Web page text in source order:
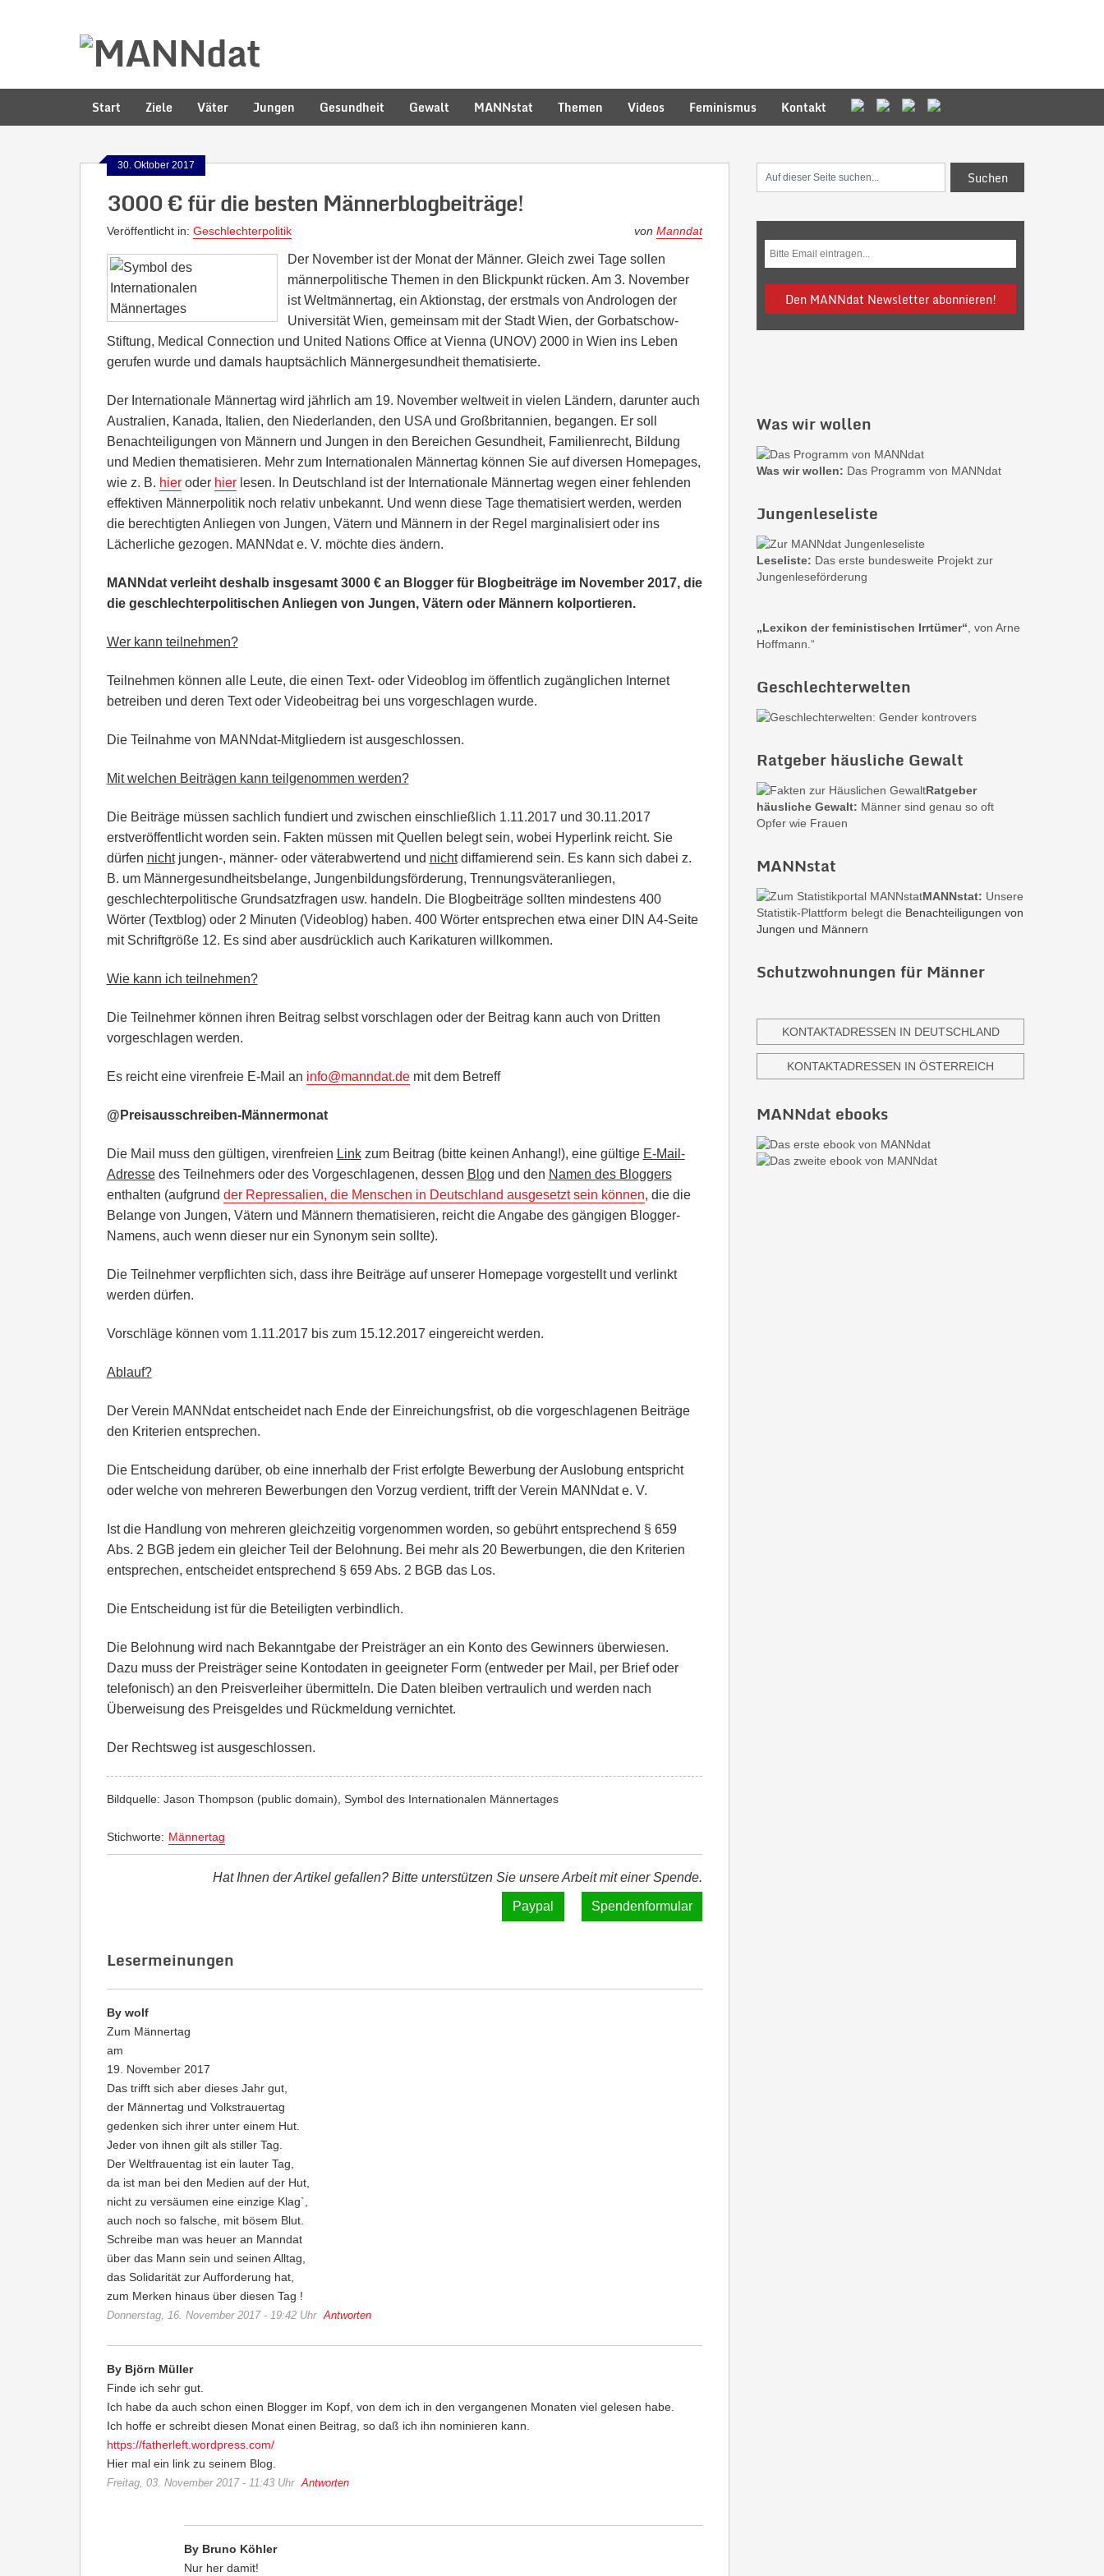
Start Ziele Väter Jungen Gesundheit Gewalt MANNstat Themen Videos Feminismus Kontakt
30. Oktober 2017
3000 € für die besten Männerblogbeiträge!
Veröffentlicht in: Geschlechterpolitik vonManndat
Der November ist der Monat der Männer. Gleich zwei Tage sollen
männerpolitische Themen in den Blickpunkt rücken. Am 3. November
ist Weltmännertag, ein Aktionstag, der erstmals von Andrologen der
Universität Wien, gemeinsam mit der Stadt Wien, der Gorbatschow-
Stiftung, Medical Connection und United Nations Office at Vienna (UNOV) 2000 in Wien ins Leben
gerufen wurde und damals hauptsächlich Männergesundheit thematisierte.
Der Internationale Männertag wird jährlich am 19. November weltweit in vielen Ländern, darunter auch
Australien, Kanada, Italien, den Niederlanden, den USA und Großbritannien, begangen. Er soll
Benachteiligungen von Männern und Jungen in den Bereichen Gesundheit, Familienrecht, Bildung
und Medien thematisieren. Mehr zum Internationalen Männertag können Sie auf diversen Homepages,
wie z. B. hieroder hierlesen. In Deutschland ist der Internationale Männertag wegen einer fehlenden
effektiven Männerpolitik noch relativ unbekannt. Und wenn diese Tage thematisiert werden, werden
die berechtigten Anliegen von Jungen, Vätern und Männern in der Regel marginalisiert oder ins
Lächerliche gezogen. MANNdat e. V. möchte dies ändern.
MANNdat verleiht deshalb insgesamt 3000 € an Blogger für Blogbeiträge im November 2017, die
die geschlechterpolitischen Anliegen von Jungen, Vätern oder Männern kolportieren.
Wer kann teilnehmen?
Teilnehmen können alle Leute, die einen Text- oder Videoblog im öffentlich zugänglichen Internet
betreiben und deren Text oder Videobeitrag bei uns vorgeschlagen wurde.
Die Teilnahme von MANNdat-Mitgliedern ist ausgeschlossen.
Mit welchen Beiträgen kann teilgenommen werden?
Die Beiträge müssen sachlich fundiert und zwischen einschließlich 1.11.2017 und 30.11.2017
erstveröffentlicht worden sein. Fakten müssen mit Quellen belegt sein, wobei Hyperlink reicht. Sie
dürfen nichtjungen-, männer- oder väterabwertend und nichtdiffamierend sein. Es kann sich dabei z.
B. um Männergesundheitsbelange, Jungenbildungsförderung, Trennungsväteranliegen,
geschlechterpolitische Grundsatzfragen usw. handeln. Die Blogbeiträge sollten mindestens 400
Wörter (Textblog) oder 2 Minuten (Videoblog) haben. 400 Wörter entsprechen etwa einer DIN A4-Seite
mit Schriftgröße 12. Es sind aber ausdrücklich auch Karikaturen willkommen.
Wie kann ich teilnehmen?
Die Teilnehmer können ihren Beitrag selbst vorschlagen oder der Beitrag kann auch von Dritten
vorgeschlagen werden.
Es reicht eine virenfreie E-Mail an info@manndat.demit dem Betreff
@Preisausschreiben-Männermonat
Die Mail muss den gültigen, virenfreien Linkzum Beitrag (bitte keinen Anhang!), eine gültige E-Mail-
Adressedes Teilnehmers oder des Vorgeschlagenen, dessen Blog und den Namen des Bloggers
enthalten (aufgrund der Repressalien, die Menschen in Deutschland ausgesetzt sein können, die die
Belange von Jungen, Vätern und Männern thematisieren, reicht die Angabe des gängigen Blogger-
Namens, auch wenn dieser nur ein Synonym sein sollte).
Die Teilnehmer verpflichten sich, dass ihre Beiträge auf unserer Homepage vorgestellt und verlinkt
werden dürfen.
Vorschläge können vom 1.11.2017 bis zum 15.12.2017 eingereicht werden.
Ablauf?
Der Verein MANNdat entscheidet nach Ende der Einreichungsfrist, ob die vorgeschlagenen Beiträge
den Kriterien entsprechen.
Die Entscheidung darüber, ob eine innerhalb der Frist erfolgte Bewerbung der Auslobung entspricht
oder welche von mehreren Bewerbungen den Vorzug verdient, trifft der Verein MANNdat e. V.
Ist die Handlung von mehreren gleichzeitig vorgenommen worden, so gebührt entsprechend § 659
Abs. 2 BGB jedem ein gleicher Teil der Belohnung. Bei mehr als 20 Bewerbungen, die den Kriterien
entsprechen, entscheidet entsprechend § 659 Abs. 2 BGB das Los.
Die Entscheidung ist für die Beteiligten verbindlich.
Die Belohnung wird nach Bekanntgabe der Preisträger an ein Konto des Gewinners überwiesen.
Dazu muss der Preisträger seine Kontodaten in geeigneter Form (entweder per Mail, per Brief oder
telefonisch) an den Preisverleiher übermitteln. Die Daten bleiben vertraulich und werden nach
Überweisung des Preisgeldes und Rückmeldung vernichtet.
Der Rechtsweg ist ausgeschlossen.
Bildquelle: Jason Thompson (public domain), Symbol des Internationalen Männertages
Stichworte: Männertag
Hat Ihnen der Artikel gefallen? Bitte unterstützen Sie unsere Arbeit mit einer Spende.
Spendenformular
Lesermeinungen
By wolf
Zum Männertag
am
19. November 2017
Das trifft sich aber dieses Jahr gut,
der Männertag und Volkstrauertag
gedenken sich ihrer unter einem Hut.
Jeder von ihnen gilt als stiller Tag.
Der Weltfrauentag ist ein lauter Tag,
da ist man bei den Medien auf der Hut,
nicht zu versäumen eine einzige Klag`,
auch noch so falsche, mit bösem Blut.
Schreibe man was heuer an Manndat
über das Mann sein und seinen Alltag,
das Solidarität zur Aufforderung hat,
zum Merken hinaus über diesen Tag !
Donnerstag, 16. November 2017 - 19:42 Uhr Antworten
By Björn Müller
Finde ich sehr gut.
Ich habe da auch schon einen Blogger im Kopf, von dem ich in den vergangenen Monaten viel gelesen habe.
Ich hoffe er schreibt diesen Monat einen Beitrag, so daß ich ihn nominieren kann.
https://fatherleft.wordpress.com/
Hier mal ein link zu seinem Blog.
Freitag, 03. November 2017 - 11:43 Uhr Antworten
By Bruno Köhler
Nur her damit!
Was wir wollen
Was wir wollen: Das Programm von MANNdat
Jungenleseliste
Leseliste: Das erste bundesweite Projekt zur
Jungenleseförderung
„Lexikon der feministischen Irrtümer“ , von Arne
Hoffmann.“
Geschlechterwelten
Ratgeber häusliche Gewalt
Ratgeber
häusliche Gewalt: Männer sind genau so oft
Opfer wie Frauen
MANNstat
MANNstat: Unsere
Statistik-Plattform belegt die Benachteiligungen von
Jungen und Männern
Schutzwohnungen für Männer
KONTAKTADRESSEN IN DEUTSCHLAND
KONTAKTADRESSEN IN ÖSTERREICH
MANNdat ebooks